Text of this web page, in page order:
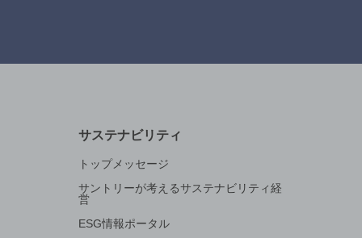
サステナビリティ
トップメッセージ
サントリーが考えるサステナビリティ経
営
ESG情報ポータル